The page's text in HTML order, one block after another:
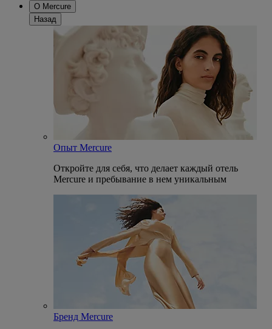
О Mercure
Назад
Опыт Mercure
Откройте для себя, что делает каждый отель
Mercure и пребывание в нем уникальным
Бренд Mercure